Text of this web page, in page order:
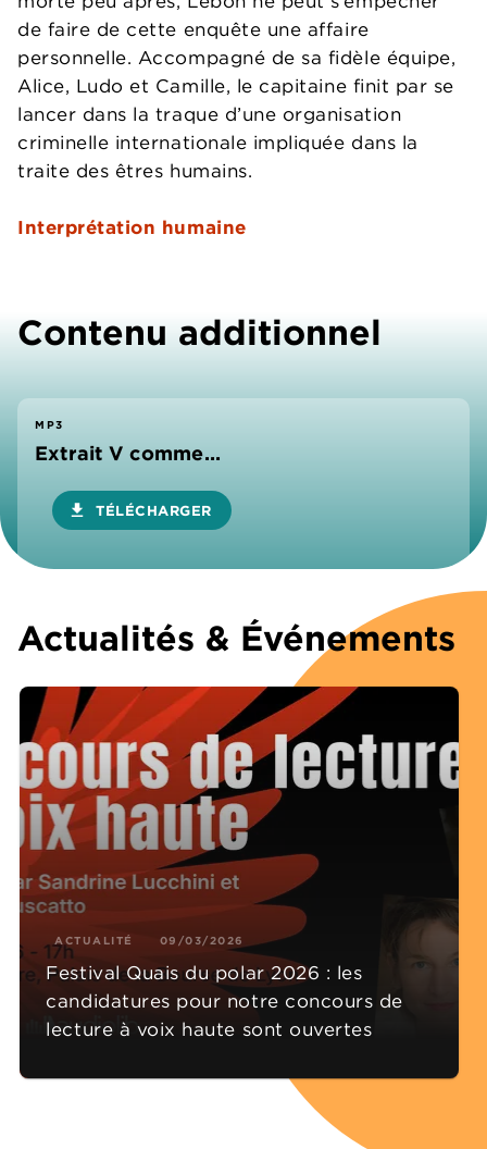
de faire de cette enquête une affaire
personnelle. Accompagné de sa fidèle équipe,
Alice, Ludo et Camille, le capitaine finit par se
lancer dans la traque d’une organisation
criminelle internationale impliquée dans la
traite des êtres humains.
Interprétation humaine
Contenu additionnel
MP3
Extrait V comme...
download TÉLÉCHARGER
Actualités & Événements
ACTUALITÉ 09/03/2026
Festival Quais du polar 2026 : les
candidatures pour notre concours de
lecture à voix haute sont ouvertes